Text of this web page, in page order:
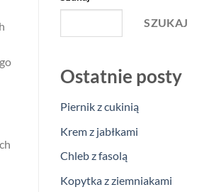
SZUKAJ
Ostatnie posty
Piernik z cukinią
Krem z jabłkami
Chleb z fasolą
Kopytka z ziemniakami